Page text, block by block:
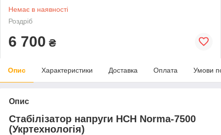
Немає в наявності
Роздріб
6 700 ₴
Опис Характеристики Доставка Оплата Умови
Опис
Стабілізатор напруги НСН Norma-7500
(Укртехнологія)